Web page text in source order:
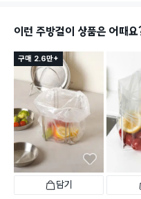
이런 주방걸이 상품은 어때요
구매 2.6만+
담기